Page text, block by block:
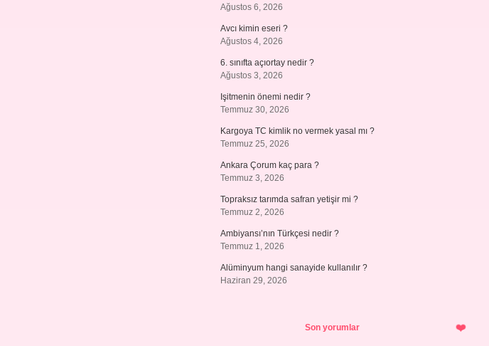
Ağustos 6, 2026
Avcı kimin eseri ?
Ağustos 4, 2026
6. sınıfta açıortay nedir ?
Ağustos 3, 2026
Işitmenin önemi nedir ?
Temmuz 30, 2026
Kargoya TC kimlik no vermek yasal mı ?
Temmuz 25, 2026
Ankara Çorum kaç para ?
Temmuz 3, 2026
Topraksız tarımda safran yetişir mi ?
Temmuz 2, 2026
Ambiyansı’nın Türkçesi nedir ?
Temmuz 1, 2026
Alüminyum hangi sanayide kullanılır ?
Haziran 29, 2026
Son yorumlar